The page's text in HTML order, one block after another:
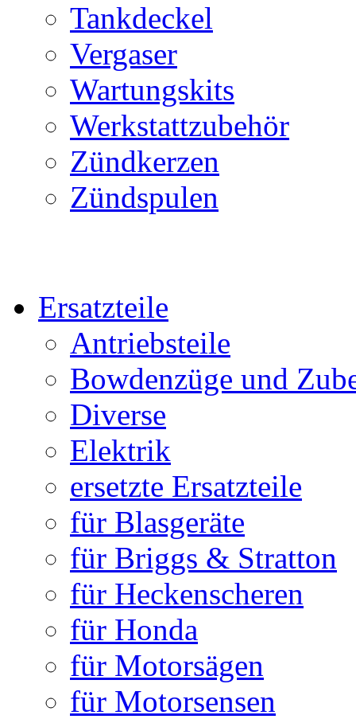
Tankdeckel
Vergaser
Wartungskits
Werkstattzubehör
Zündkerzen
Zündspulen
Ersatzteile
Antriebsteile
Bowdenzüge und
Diverse
Elektrik
ersetzte Ersatzteile
für Blasgeräte
für Briggs & Stratton
für Heckenscheren
für Honda
für Motorsägen
für Motorsensen